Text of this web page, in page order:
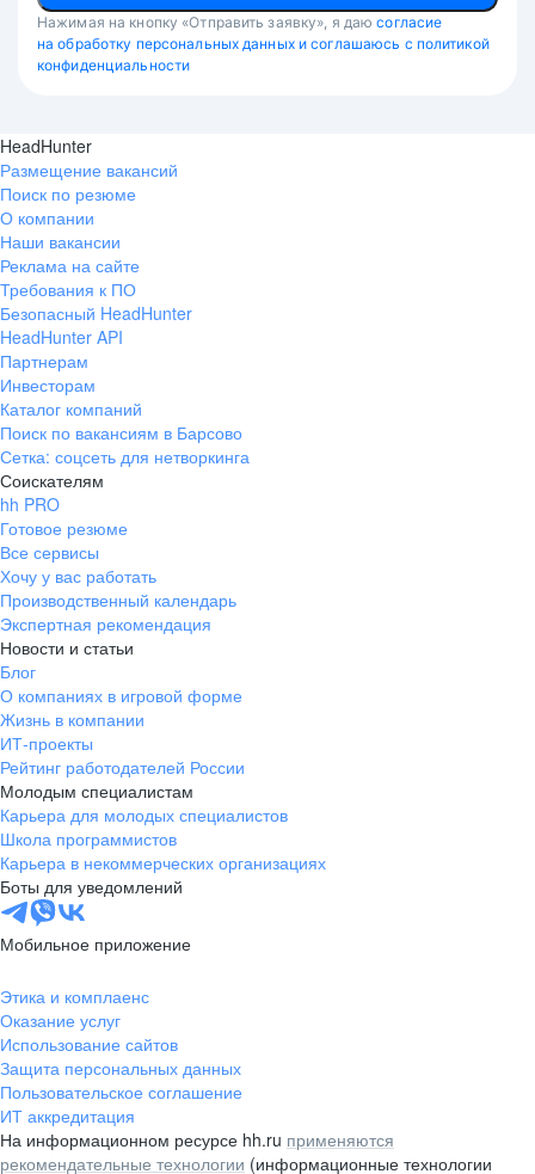
Нажимая на кнопку «Отправить заявку», я даю согласие
на обработку персональных данных и соглашаюсь с политикой
конфиденциальности
HeadHunter
Размещение вакансий
Поиск по резюме
О компании
Наши вакансии
Реклама на сайте
Требования к ПО
Безопасный HeadHunter
HeadHunter API
Партнерам
Инвесторам
Каталог компаний
Поиск по вакансиям в Барсово
Сетка: соцсеть для нетворкинга
Соискателям
hh PRO
Готовое резюме
Все сервисы
Хочу у вас работать
Производственный календарь
Экспертная рекомендация
Новости и статьи
Блог
О компаниях в игровой форме
Жизнь в компании
ИТ-проекты
Рейтинг работодателей России
Молодым специалистам
Карьера для молодых специалистов
Школа программистов
Карьера в некоммерческих организациях
Боты для уведомлений
Мобильное приложение
Этика и комплаенс
Оказание услуг
Использование сайтов
Защита персональных данных
Пользовательское соглашение
ИТ аккредитация
На информационном ресурсе hh.ru применяются
рекомендательные технологии (информационные технологии